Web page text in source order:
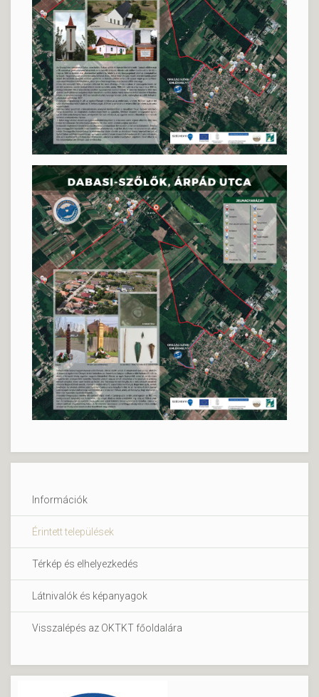
Információk
Érintett települések
Térkép és elhelyezkedés
Látnivalók és képanyagok
Visszalépés az OKTKT főoldalára